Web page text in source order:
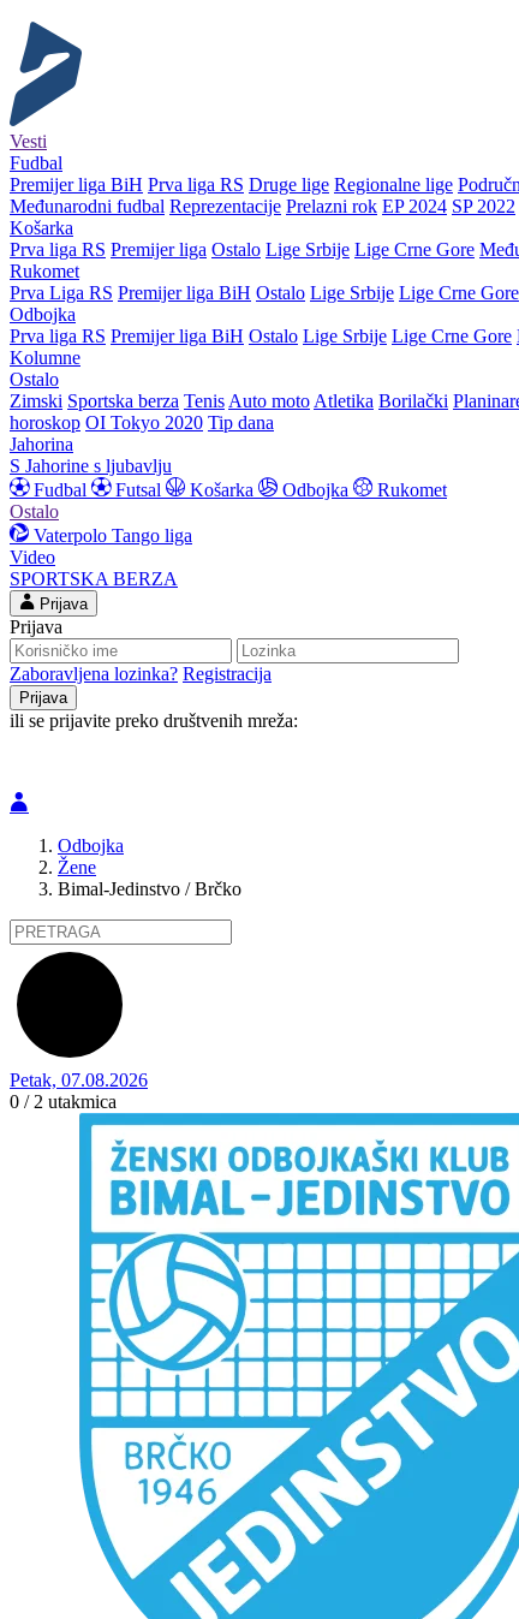
Vesti
Fudbal
Premijer liga BiH Prva liga RS Druge lige Regionalne lige
Međunarodni fudbal Reprezentacije Prelazni rok EP 2024 SP 2022
Košarka
Prva liga RS Premijer liga Ostalo Lige Srbije Lige Crne Gore
Rukomet
Prva Liga RS Premijer liga BiH Ostalo Lige Srbije Lige Crne Gore
Odbojka
Prva liga RS Premijer liga BiH Ostalo Lige Srbije Lige Crne Gore
Kolumne
Ostalo
Zimski Sportska berza Tenis Auto moto Atletika Borilački
horoskop OI Tokyo 2020 Tip dana
Jahorina
S Jahorine s ljubavlju
Fudbal
Futsal Košarka Odbojka
Rukomet
Ostalo
Vaterpolo Tango liga
Video
SPORTSKA BERZA
Prijava
Prijava
Zaboravljena lozinka? Registracija
ili se prijavite preko društvenih mreža:
Odbojka
Žene
Bimal-Jedinstvo / Brčko
Petak, 07.08.2026
0 / 2 utakmica